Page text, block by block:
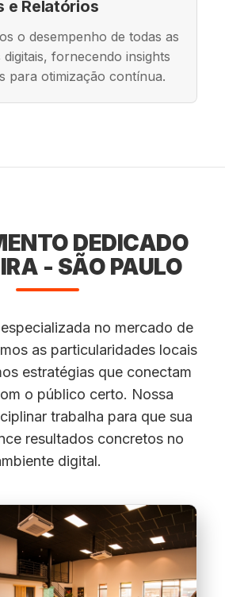
e Relatórios
o desempenho de todas as
digitais, fornecendo insights
para otimização contínua.
DEDICADO
- SÃO PAULO
no mercado de
as particularidades locais
estratégias que conectam
o público certo. Nossa
trabalha para que sua
resultados concretos no
digital.